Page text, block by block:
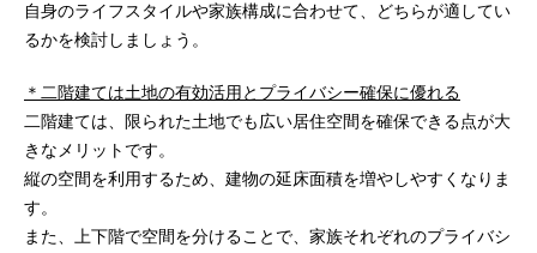
自身のライフスタイルや家族構成に合わせて、どちらが適してい
るかを検討しましょう。
＊二階建ては土地の有効活用とプライバシー確保に優れる
二階建ては、限られた土地でも広い居住空間を確保できる点が大
きなメリットです。
縦の空間を利用するため、建物の延床面積を増やしやすくなりま
す。
また、上下階で空間を分けることで、家族それぞれのプライバシ